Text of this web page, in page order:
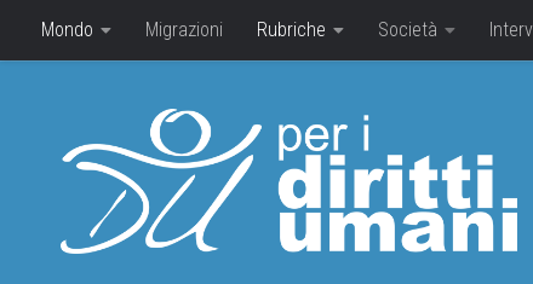
Mondo Migrazioni Rubriche Società